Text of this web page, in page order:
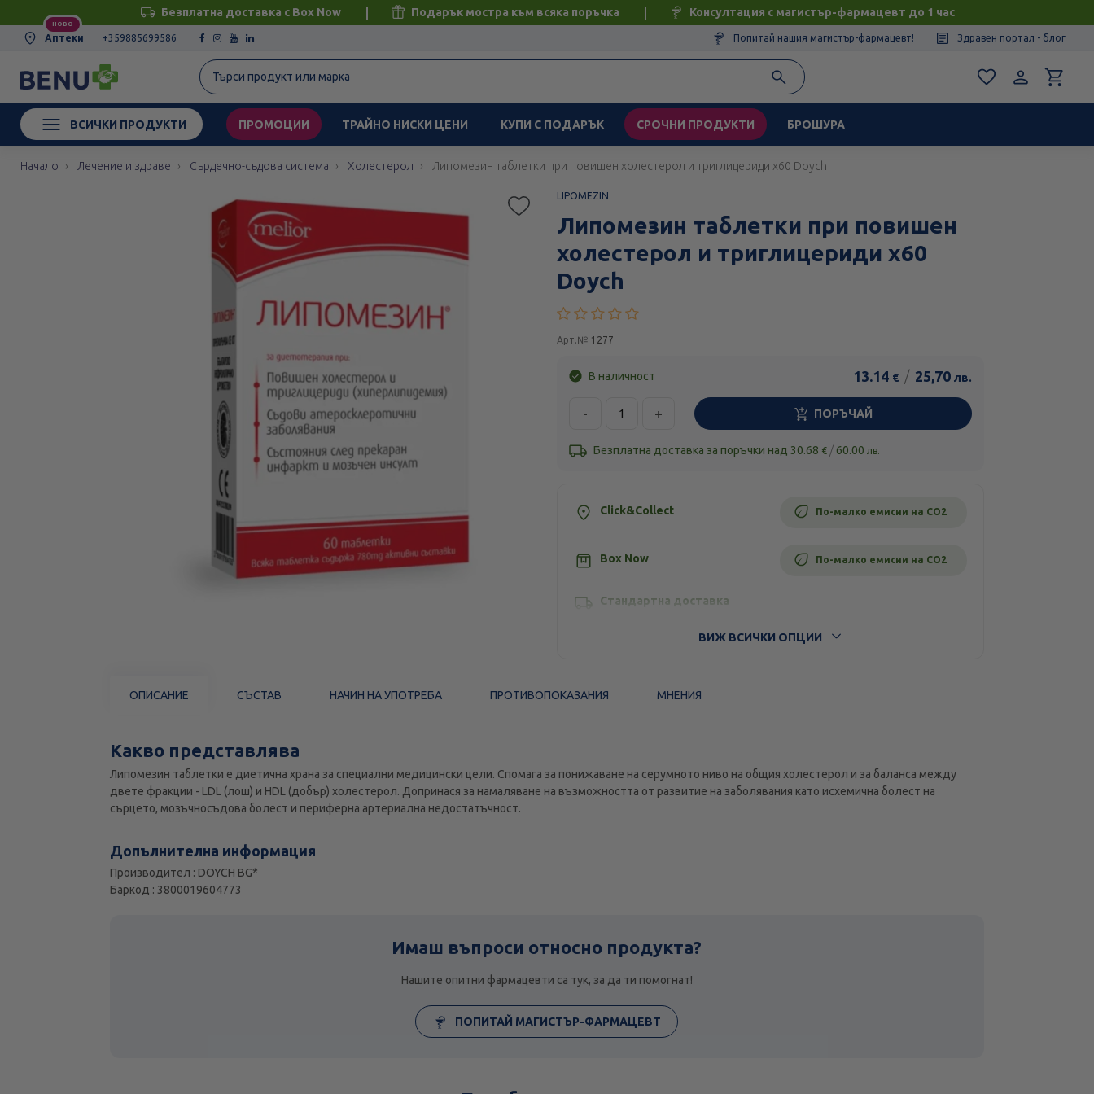
Безплатна доставка с Box Now Подарък мостра към всяка поръчка Консултация с магистър-фармацевт до 1 час
НОВО
Аптеки +359885699586 Попитай нашия магистър-фармацевт! Здравен портал - блог
ВСИЧКИ ПРОДУКТИ ПРОМОЦИИ ТРАЙНО НИСКИ ЦЕНИ КУПИ С ПОДАРЪК СРОЧНИ ПРОДУКТИ БРОШУРА
Начало Лечение и здраве Сърдечно-съдова система Холестерол Липомезин таблетки при повишен холестерол и триглицериди х60 Doych
LIPOMEZIN
Липомезин таблетки при повишен
холестерол и триглицериди х60
Doych
Арт.№ 1277
В наличност 13.14 € / 25,70 лв.
- + ПОРЪЧАЙ
Безплатна доставка за поръчки над 30.68 € / 60.00 лв.
Click&Collect По-малко емисии на CO2
Box Now По-малко емисии на CO2
Стандартна доставка
ВИЖ ВСИЧКИ ОПЦИИ
ОПИСАНИЕ СЪСТАВ НАЧИН НА УПОТРЕБА ПРОТИВОПОКАЗАНИЯ МНЕНИЯ
Какво представлява
Липомезин таблетки е диетична храна за специални медицински цели. Спомага за понижаване на серумното ниво на общия холестерол и за баланса между
двете фракции - LDL (лош) и HDL (добър) холестерол. Допринася за намаляване на възможността от развитие на заболявания като исхемична болест на
сърцето, мозъчносъдова болест и периферна артериална недостатъчност.
Допълнителна информация
Производител : DOYCH BG*
Баркод : 3800019604773
Имаш въпроси относно продукта?
Нашите опитни фармацевти са тук, за да ти помогнат!
ПОПИТАЙ МАГИСТЪР-ФАРМАЦЕВТ